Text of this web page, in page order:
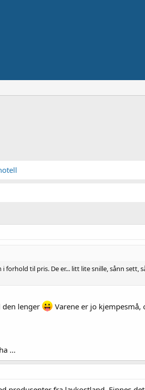
forhold til pris. De er... litt lite snille, sånn
den lenger Varene er jo
...